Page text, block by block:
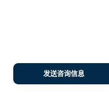
发送咨询信息